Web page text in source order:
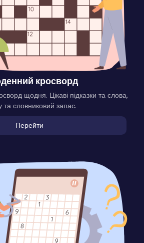
кросворд
щодня. Цікаві підказки та слова,
та словниковий запас.
Перейти